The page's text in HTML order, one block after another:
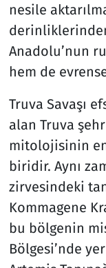
nesile
Anadolu’nun
hem de
Truva Savaşı
alan Truva
mitolojisinin
biridir. Aynı
zirvesindeki
Kommagene
bu bölgenin
Bölgesi’nde